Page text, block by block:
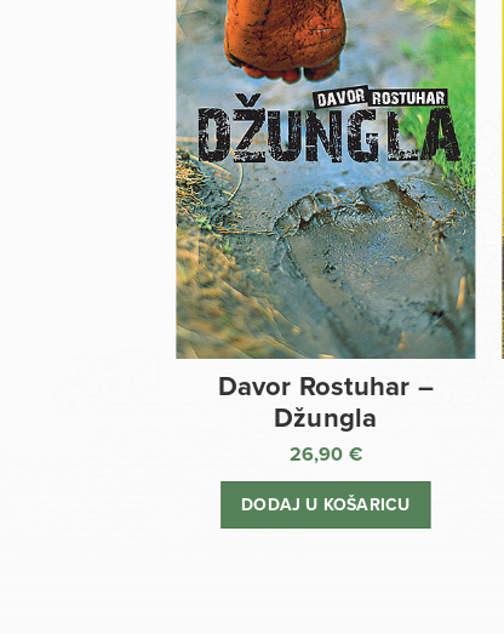
Davor Rostuhar –
Džungla
26,90 €
DODAJ U KOŠARICU